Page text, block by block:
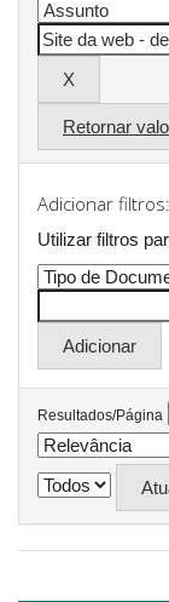
Retornar
Adicionar filtros:
Utilizar filtros
Resultados/Página